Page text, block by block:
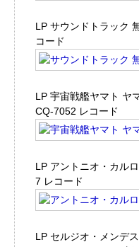
LP サウンドトラック
コード
LP 宇宙戦艦ヤマト ヤ
CQ-7052 レコード
LP アントニオ・カル
7 レコード
LP セルジオ・メンデ